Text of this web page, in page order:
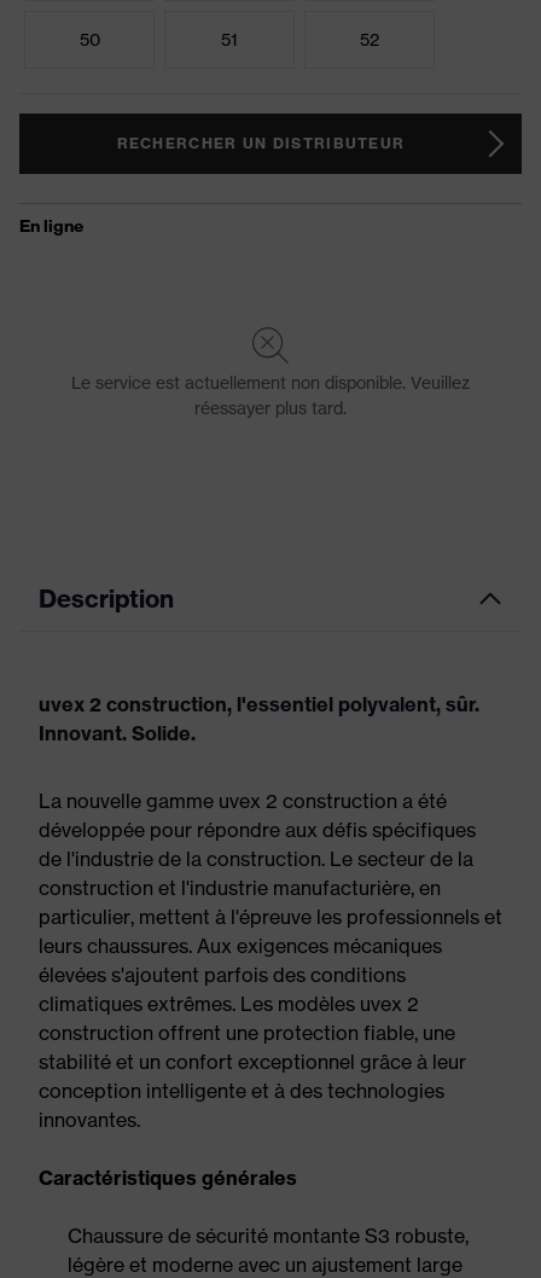
50 51 52
RECHERCHER UN DISTRIBUTEUR
Description
uvex 2 construction, l'essentiel polyvalent, sûr.
Innovant. Solide.
La nouvelle gamme uvex 2 construction a été
développée pour répondre aux défis spécifiques
de l'industrie de la construction. Le secteur de la
construction et l'industrie manufacturière, en
particulier, mettent à l'épreuve les professionnels et
leurs chaussures. Aux exigences mécaniques
élevées s'ajoutent parfois des conditions
climatiques extrêmes. Les modèles uvex 2
construction offrent une protection fiable, une
stabilité et un confort exceptionnel grâce à leur
conception intelligente et à des technologies
innovantes.
Caractéristiques générales
Chaussure de sécurité montante S3 robuste,
légère et moderne avec un ajustement large